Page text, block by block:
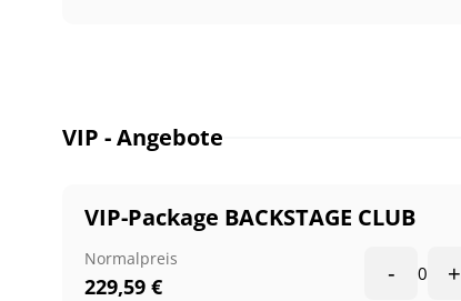
VIP - Angebote
VIP-Package BACKSTAGE CLUB
Normalpreis
229,59 € - 0 +